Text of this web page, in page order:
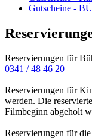
Gutscheine -
Reservierungen für
0341 / 48 46 20
Reservierungen für
werden. Die
Filmbeginn abgeholt
Reservierungen für